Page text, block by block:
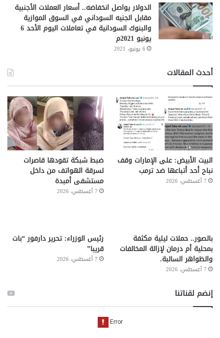
الدولار يواصل انخفاضه.. أسعار العملات الأجنبية
مقابل الجنيه السوداني في السوق الموازية
والبنوك السودانية في تعاملات اليوم الأحد 6
يونيو 2021م
6 يونيو، 2021
أحدث المقالات
البيت الأبيض: على ⁧‫الإمارات‬⁩ وقف
نباح أحد أتباعها ضد ترمب
7 أغسطس، 2026
ضبط شبكة تقودها قاصرات
لسرقة الهواتف من داخل
مستشفى أمبدة
7 أغسطس، 2026
بالصور.. حملات ليلية مكثفة
بمحلية أم درمان لإزالة المخالفات
والظواهر السالبة.
7 أغسطس، 2026
رئيس الوزراء: تحرير دارفور “بات
قريبا”
7 أغسطس، 2026
إنضم لقناتنا